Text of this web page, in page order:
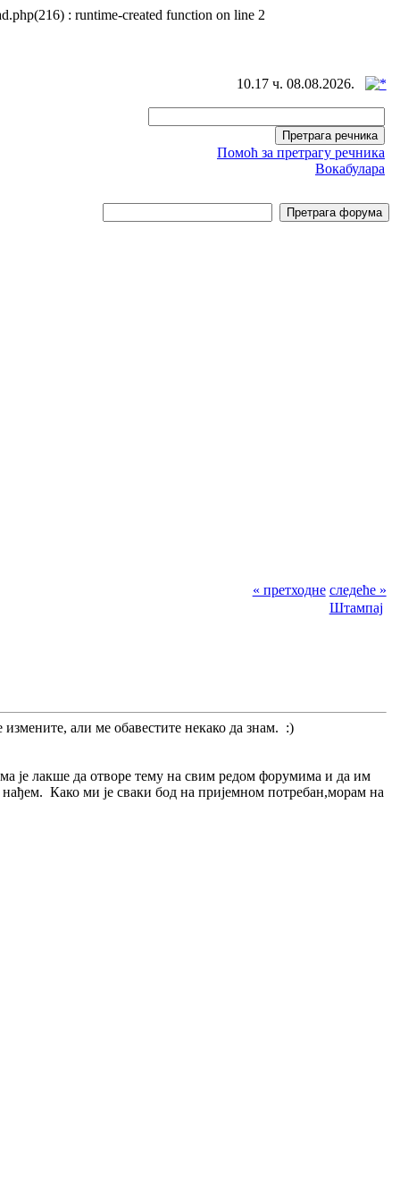
: runtime-created function on line 2
10.17 ч. 08.08.2026.
Помоћ за претрагу речника
Вокабулара
« претходне следеће »
Штампај
али ме обавестите некако да знам. :)
је лакше да отворе тему на свим редом форумима и да им
Како ми је сваки бод на пријемном потребан,морам на